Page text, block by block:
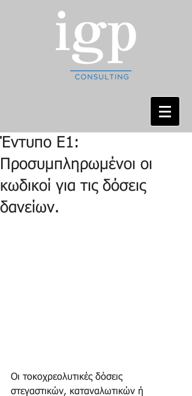
Έντυπο Ε1:
Προσυμπληρωμένοι οι
κωδικοί για τις δόσεις
δανείων.
Οι τοκοχρεολυτικές δόσεις
στεγαστικών, καταναλωτικών ή